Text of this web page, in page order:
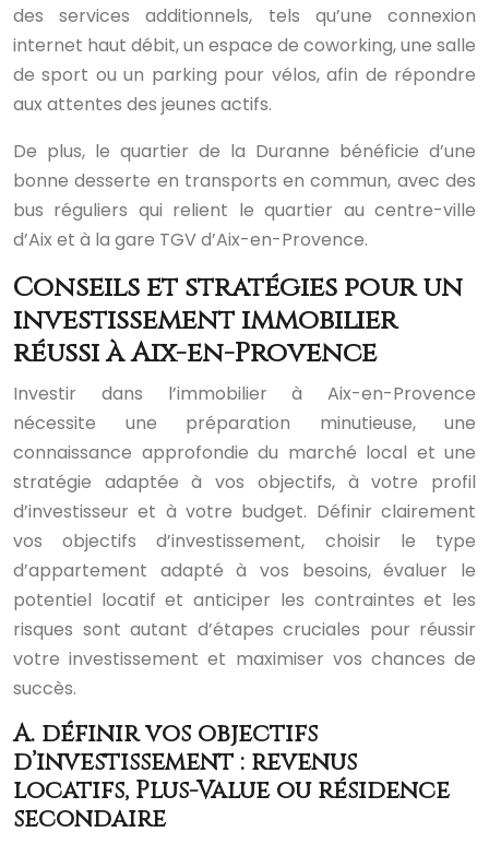
des services additionnels, tels qu’une connexion
internet haut débit, un espace de coworking, une salle
de sport ou un parking pour vélos, afin de répondre
aux attentes des jeunes actifs.
De plus, le quartier de la Duranne bénéficie d’une
bonne desserte en transports en commun, avec des
bus réguliers qui relient le quartier au centre-ville
d’Aix et à la gare TGV d’Aix-en-Provence.
Conseils et stratégies pour un
investissement immobilier
réussi à Aix-en-Provence
Investir dans l’immobilier à Aix-en-Provence
nécessite une préparation minutieuse, une
connaissance approfondie du marché local et une
stratégie adaptée à vos objectifs, à votre profil
d’investisseur et à votre budget. Définir clairement
vos objectifs d’investissement, choisir le type
d’appartement adapté à vos besoins, évaluer le
potentiel locatif et anticiper les contraintes et les
risques sont autant d’étapes cruciales pour réussir
votre investissement et maximiser vos chances de
succès.
A. définir vos objectifs
d’investissement : revenus
locatifs, Plus-Value ou résidence
secondaire